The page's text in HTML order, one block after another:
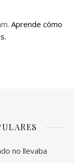
Aprende cómo
no llevaba